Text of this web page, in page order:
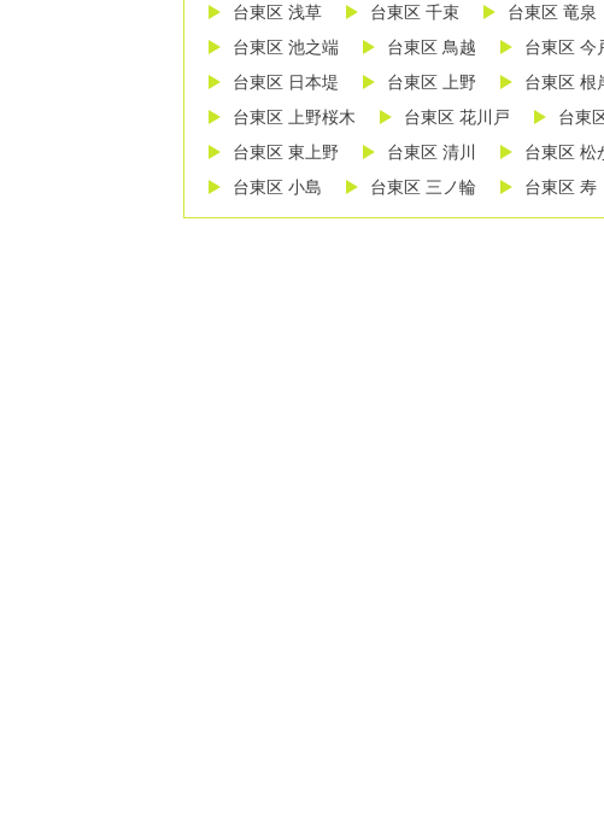
台東区 浅草
台東区 千束 台東区 竜泉
台東区 池之端
台東区 鳥越 台東区 今
台東区 日本堤
台東区 上野 台東区 根
台東区 上野桜木
台東区 花川戸 台東
台東区 東上野
台東区 清川 台東区 松
台東区 小島
台東区 三ノ輪 台東区 寿